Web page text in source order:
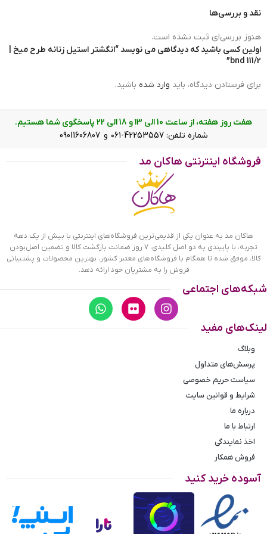
انگشتر استیل زنانه طرح میخ
چگونه سایز انگشتر خود را پیدا کنیم؟
گاهی می‌خواهیم برای عزیزی انگشتر بخریم و سایز انگشتر او را
نمی‌دانیم یا می‌خواهیم خرید انگشتر را به صورت آنلاین انجام
دهیم. در این صورت دانستن سایز انگشتر یک ضرورت است. در این
می‌توانید قطر داخلی انگشتر قبلی خود را اندازه بگیرید و در جدول
سایز آن را پیدا کنید و هم می‌توانید با یک روش ساده و استفاده از
یک نخ، دور انگشت خود را اندازه گرفته و سایز انگشتر را پیدا کنید.
اندازه گیری سایز انگشتر
نقد و بررسی‌ها
هنوز بررسی‌ای ثبت نشده است.
اولین کسی باشید که دیدگاهی می نویسد “انگشتر استیل زنانه طرح میخ |
111/2 bnd”
برای فرستادن دیدگاه، باید وارد شده باشید.
هفت روز هفته، از ساعت 10 الی ۱3 و 18 الی ۲2 پاسخگوی شما هستیم.
شماره تلفن: 42253557-۰۶۱ و 09011606807
فروشگاه اینترنتی هاکان مد
هاکان مد به عنوان یکی از قدیمی‌ترین فروشگاه‌های اینترنتی با بیش از یک دهه
تجربه، با پایبندی به دو اصل کلیدی، ۷ روز ضمانت بازگشت کالا و تضمین اصل‌بودن
کالا، موفق شده تا همگام با فروشگاه‌های معتبر کشور، بهترین محصولات و پشتیبانی
فروش را به مشتریان خود ارائه دهد.
شبکه‌های اجتماعی
لینک‌های مفید
وبلاگ
پرسش‌های متداول
سیاست حریم خصوصی
شرایط و قوانین سایت
درباره ما
ارتباط با ما
اخذ نمایندگی
فروش همکار
آسوده خرید کنید